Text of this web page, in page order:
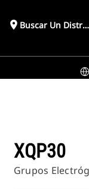
place Buscar Un
XQP30
Grupos